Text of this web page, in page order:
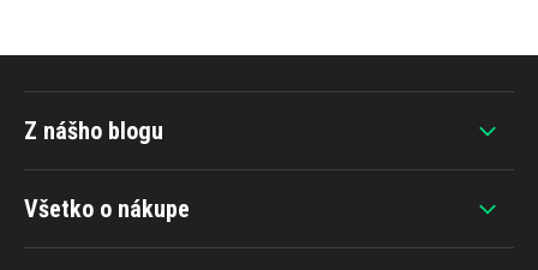
Všetko o nákupe
Z nášho blogu